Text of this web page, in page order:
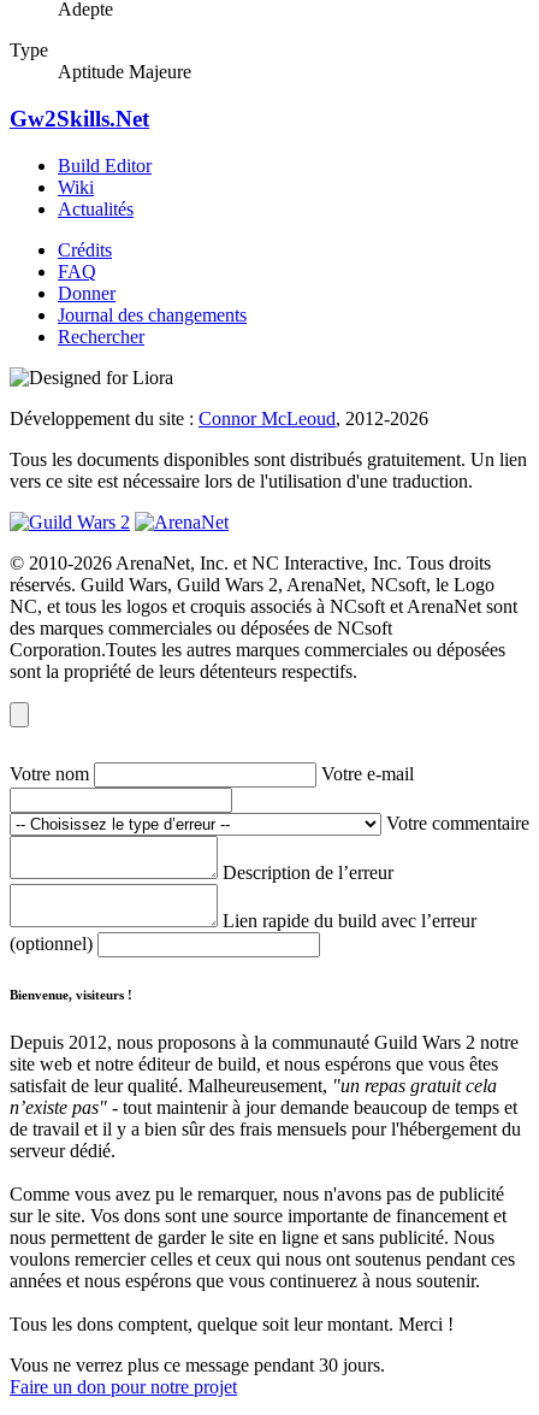
Adepte
Type
Aptitude Majeure
Gw2Skills.Net
Build Editor
Wiki
Actualités
Crédits
FAQ
Donner
Journal des changements
Rechercher
Développement du site : Connor McLeoud, 2012-2026
Tous les documents disponibles sont distribués gratuitement. Un lien
vers ce site est nécessaire lors de l'utilisation d'une traduction.
© 2010-2026 ArenaNet, Inc. et NC Interactive, Inc. Tous droits
réservés. Guild Wars, Guild Wars 2, ArenaNet, NCsoft, le Logo
NC, et tous les logos et croquis associés à NCsoft et ArenaNet sont
des marques commerciales ou déposées de NCsoft
Corporation.Toutes les autres marques commerciales ou déposées
sont la propriété de leurs détenteurs respectifs.
Votre nom Votre e-mail
Votre commentaire
Description de l’erreur
Lien rapide du build avec l’erreur
(optionnel)
Bienvenue, visiteurs !
Depuis 2012, nous proposons à la communauté Guild Wars 2 notre
site web et notre éditeur de build, et nous espérons que vous êtes
satisfait de leur qualité. Malheureusement, "un repas gratuit cela
n’existe pas" - tout maintenir à jour demande beaucoup de temps et
de travail et il y a bien sûr des frais mensuels pour l'hébergement du
serveur dédié.
Comme vous avez pu le remarquer, nous n'avons pas de publicité
sur le site. Vos dons sont une source importante de financement et
nous permettent de garder le site en ligne et sans publicité. Nous
voulons remercier celles et ceux qui nous ont soutenus pendant ces
années et nous espérons que vous continuerez à nous soutenir.
Tous les dons comptent, quelque soit leur montant. Merci !
Vous ne verrez plus ce message pendant 30 jours.
Faire un don pour notre projet